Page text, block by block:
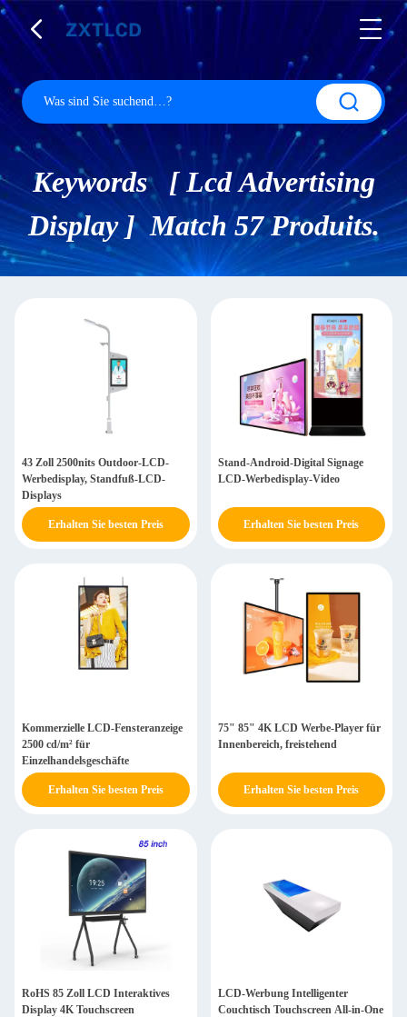
Keywords [ Lcd Advertising
Display ] Match 57 Produits.
43 Zoll 2500nits Outdoor-LCD-
Werbedisplay, Standfuß-LCD-
Displays
Erhalten Sie besten Preis
Stand-Android-Digital Signage
LCD-Werbedisplay-Video
Erhalten Sie besten Preis
Kommerzielle LCD-Fensteranzeige
2500 cd/m² für
Einzelhandelsgeschäfte
Erhalten Sie besten Preis
75" 85" 4K LCD Werbe-Player für
Innenbereich, freistehend
Erhalten Sie besten Preis
RoHS 85 Zoll LCD Interaktives
Display 4K Touchscreen
LCD-Werbung Intelligenter
Couchtisch Touchscreen All-in-One